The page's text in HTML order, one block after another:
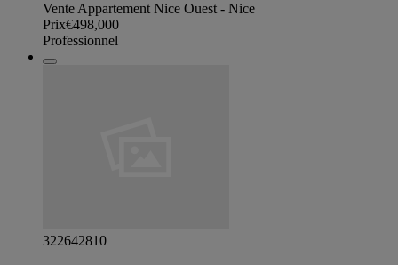
Vente Appartement Nice Ouest - Nice
Prix€498,000
Professionnel
322642810